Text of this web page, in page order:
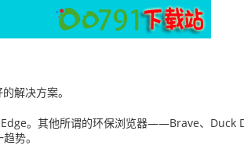
解决方案。
。其他所谓的环保浏览器——Brave、Duck
势。